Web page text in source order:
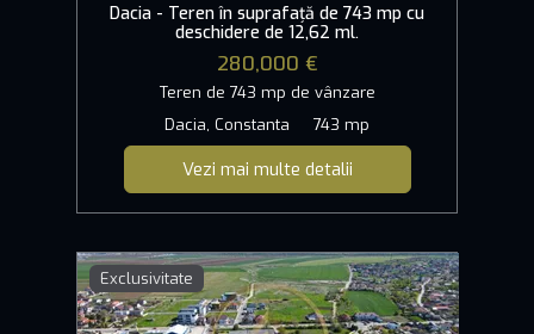
Dacia - Teren în suprafață de 743 mp cu
deschidere de 12,62 ml.
280,000 €
Teren de 743 mp de vânzare
Dacia, Constanta
743 mp
Vezi mai multe detalii
Exclusivitate